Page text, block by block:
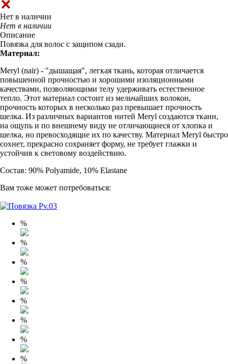
Нет в наличии
Нет в наличии
Описание
Повязка для волос с защипом сзади.
Материал:
Meryl (nair) - "дышащая", легкая ткань, которая отличается
повышенной прочностью и хорошими изоляционными
качествами, позволяющими телу удерживать естественное
тепло. Этот материал состоит из мельчайших волокон,
прочность которых в несколько раз превышает прочность
шелка. Из различных вариантов нитей Meryl создаются ткани,
на ощупь и по внешнему виду не отличающиеся от хлопка и
шелка, но превосходящие их по качеству. Материал Meryl быстро
сохнет, прекрасно сохраняет форму, не требует глажки и
устойчив к световому воздействию.
Состав: 90% Polyamide, 10% Elastane
Вам тоже может потребоваться:
%
%
%
%
%
%
%
%